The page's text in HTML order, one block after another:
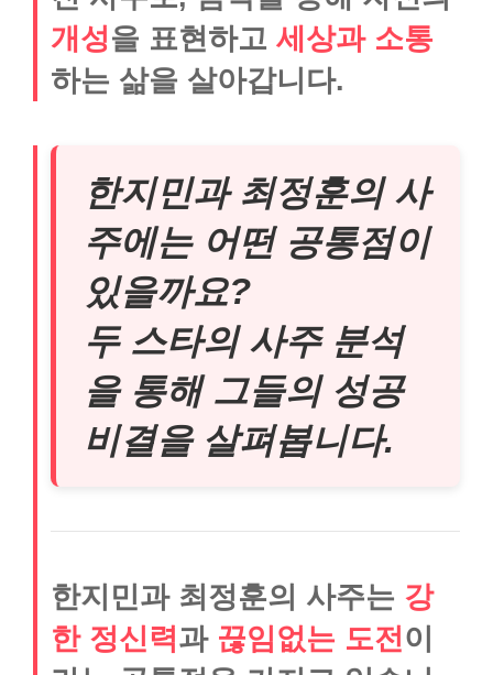
개성을 표현하고 세상과 소통
하는 삶을 살아갑니다.
한지민과 최정훈의 사
주에는 어떤 공통점이
있을까요?
두 스타의 사주 분석
을 통해 그들의 성공
비결을 살펴봅니다.
한지민과 최정훈의 사주는 강
한 정신력과 끊임없는 도전이